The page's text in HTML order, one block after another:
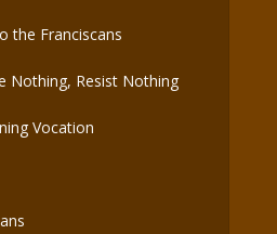
the Franciscans
Nothing, Resist Nothing
Vocation